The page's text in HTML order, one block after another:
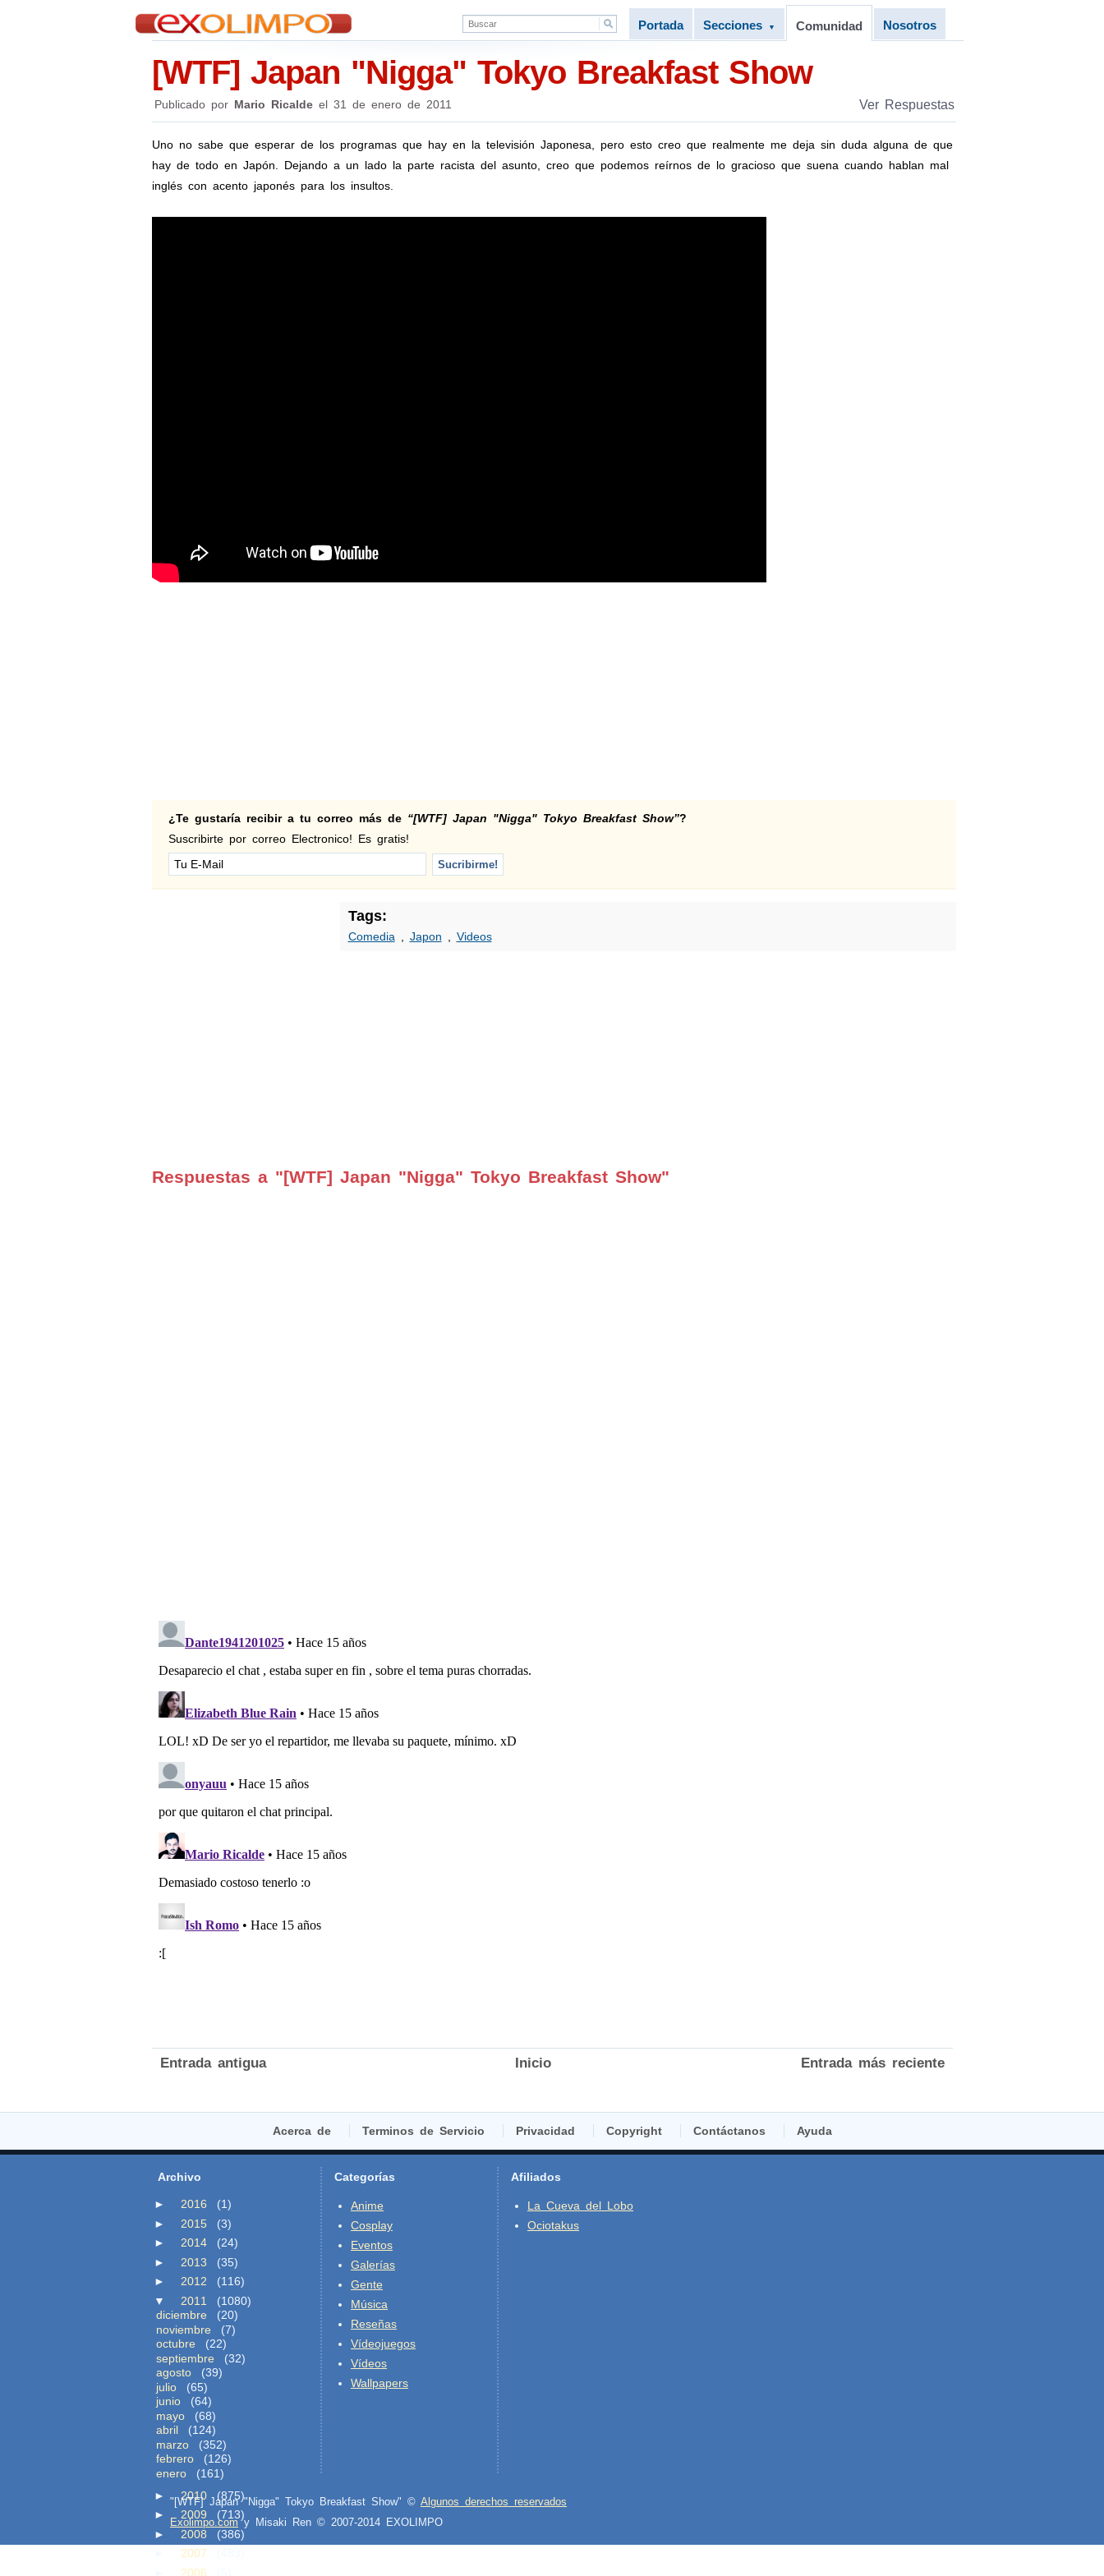
Portada Secciones ▼ Comunidad Nosotros
[WTF] Japan "Nigga" Tokyo Breakfast Show
Publicado por Mario Ricaldeel 31 de enero de 2011 Ver Respuestas
Uno no sabe que esperar de los programas que hay en la televisión Japonesa, pero esto creo que realmente me deja sin duda alguna de que
hay de todo en Japón. Dejando a un lado la parte racista del asunto, creo que podemos reírnos de lo gracioso que suena cuando hablan mal
inglés con acento japonés para los insultos.
¿Te gustaría recibir a tu correo más de “[WTF] Japan "Nigga" Tokyo Breakfast Show”?
Suscribirte por correo Electronico! Es gratis!
Tags:
Comedia Japon Videos
Respuestas a "[WTF] Japan "Nigga" Tokyo Breakfast Show"
Entrada más reciente
Entrada antigua Inicio
Acerca de Terminos de Servicio Privacidad Copyright Contáctanos Ayuda
Archivo
► 2016
(1)
►
2015
(3)
►
2014
(24)
►
2013
(35)
►
2012
(116)
▼
2011
(1080)
diciembre
(20)
noviembre
(7)
octubre
(22)
septiembre
(32)
agosto
(39)
julio
(65)
junio
(64)
mayo
(68)
abril
(124)
marzo
(352)
febrero
(126)
enero
(161)
► 2010
(875)
►
2009
(713)
►
2008
(386)
2007
2006
Categorías
Anime
Cosplay
Eventos
Galerías
Gente
Música
Reseñas
Vídeojuegos
Vídeos
Wallpapers
Afiliados
La Cueva del Lobo
Ociotakus
"[WTF] Japan "Nigga" Tokyo Breakfast Show" © Algunos derechos reservados
Exolimpo.comy Misaki Ren © 2007-2014 EXOLIMPO